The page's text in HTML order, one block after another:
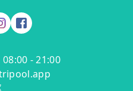
- 21:00